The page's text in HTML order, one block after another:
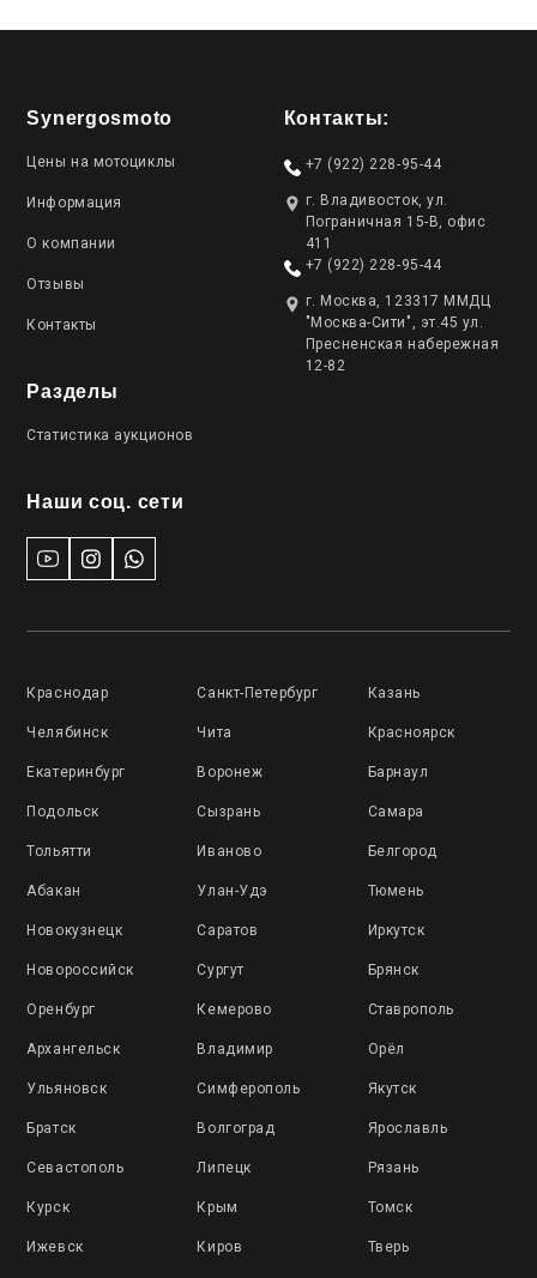
Synergosmoto
Цены на мотоциклы
Информация
О компании
Отзывы
Контакты
Разделы
Статистика аукционов
Наши соц. сети
Контакты:
+7 (922) 228-95-44
г. Владивосток, ул.
Пограничная 15-В, офис
411
+7 (922) 228-95-44
г. Москва, 123317 ММДЦ
"Москва-Сити", эт.45 ул.
Пресненская набережная
12-82
Краснодар Санкт-Петербург Казань
Челябинск Чита Красноярск
Екатеринбург Воронеж Барнаул
Подольск Сызрань Самара
Тольятти Иваново Белгород
Абакан Улан-Удэ Тюмень
Новокузнецк Саратов Иркутск
Новороссийск Сургут Брянск
Оренбург Кемерово Ставрополь
Архангельск Владимир Орёл
Ульяновск Симферополь Якутск
Братск Волгоград Ярославль
Севастополь Липецк Рязань
Курск Крым Томск
Ижевск Киров Тверь